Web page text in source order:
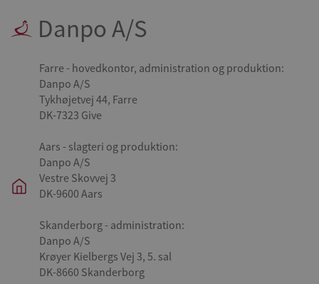
Danpo A/S
Farre - hovedkontor, administration og produktion:
Danpo A/S
Tykhøjetvej 44, Farre
DK-7323 Give
Aars - slagteri og produktion:
Danpo A/S
Vestre Skovvej 3
DK-9600 Aars
Skanderborg - administration:
Danpo A/S
Krøyer Kielbergs Vej 3, 5. sal
DK-8660 Skanderborg